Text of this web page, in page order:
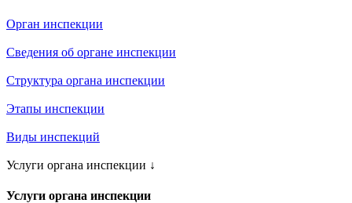
Орган инспекции
Сведения об органе инспекции
Структура органа инспекции
Этапы инспекции
Виды инспекций
Услуги органа инспекции ↓
Услуги органа инспекции